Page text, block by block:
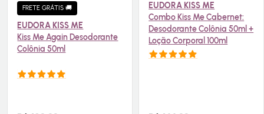
FRETE GRÁTIS 🚚
EUDORA KISS ME
Kiss Me Again Desodorante
Colônia 50ml
EUDORA KISS ME
Combo Kiss Me Cabernet:
Desodorante Colônia 50ml +
Loção Corporal 100ml